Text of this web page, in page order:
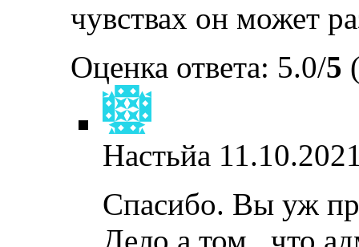
чувствах он может
Оценка ответа: 5.0/5
Настьйа
Спасибо. Вы уж